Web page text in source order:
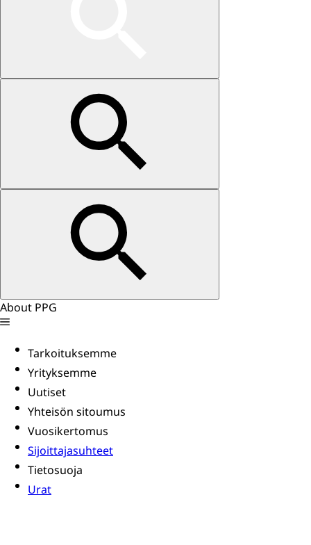
About PPG
Tarkoituksemme
Yrityksemme
Uutiset
Yhteisön sitoumus
Vuosikertomus
Sijoittajasuhteet
Tietosuoja
Urat